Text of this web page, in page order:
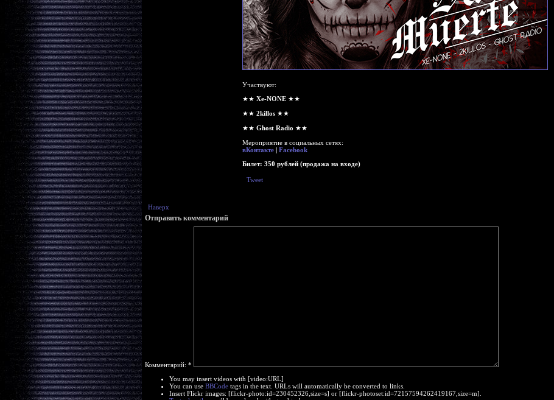
Участвуют:
★★ Xe-NONE ★★
★★ 2killos ★★
★★ Ghost Radio ★★
Мероприятие в социальных сетях:
вКонтакте | Facebook
Билет: 350 рублей (продажа на входе)
Tweet
Наверх
Отправить комментарий
Комментарий: *
You may insert videos with [video:URL]
You can use BBCode tags in the text. URLs will automatically be converted to links.
Insert Flickr images: [flickr-photo:id=230452326,size=s] or [flickr-photoset:id=72157594262419167,size=m].